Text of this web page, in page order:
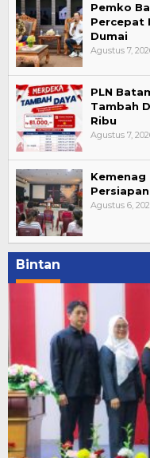
Pemko
Percepat
Dumai
Agustus 7,
PLN
Tambah
Ribu
Agustus 7,
Kemenag
Agustus 6,
Bintan